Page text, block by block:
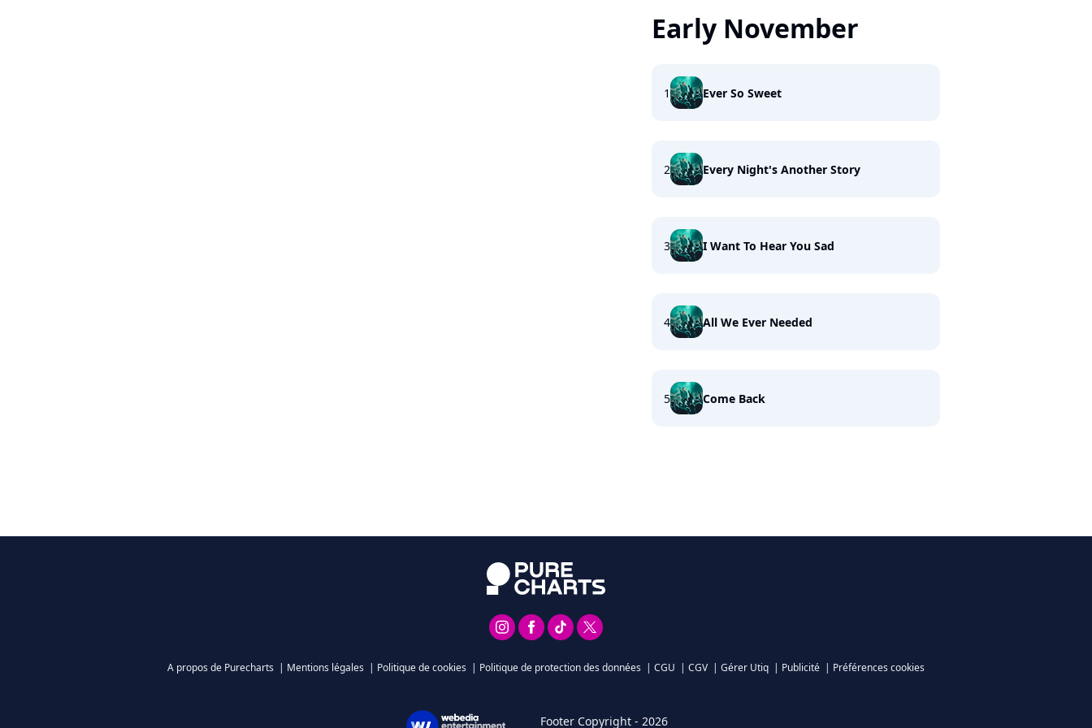
Early November
1 Ever So Sweet
2 Every Night's Another Story
3 I Want To Hear You Sad
4 All We Ever Needed
5 Come Back
A propos de Purecharts | Mentions légales | Politique de cookies | Politique de protection des données | CGU | CGV | Gérer Utiq | Publicité | Préférences cookies
Footer Copyright - 2026